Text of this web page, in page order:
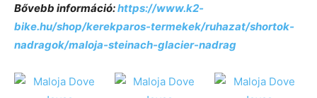
Bővebb információ:https://www.k2-
bike.hu/shop/kerekparos-termekek/ruhazat/shortok-
nadragok/maloja-steinach-glacier-nadrag